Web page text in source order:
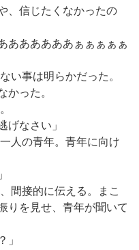
、信じたくなかったの
ああああああぁぁぁぁぁ
い事は明らかだった。
かった。
げなさい」
人の青年。青年に向け
間接的に伝える。まこ
りを見せ、青年が聞いて
」